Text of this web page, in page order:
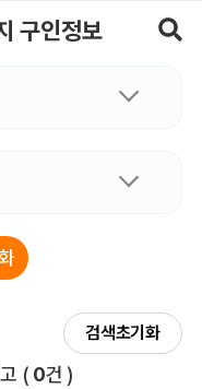
구인정보
검색초기화
전체 목록
( 0건 )